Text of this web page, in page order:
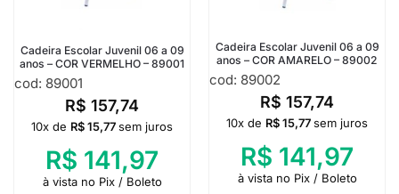
Cadeira Escolar Juvenil 06 a 09
anos – COR VERMELHO – 89001
cod: 89001
R$ 157,74
10x de R$15,77sem juros
R$ 141,97
à vista no Pix / Boleto
Cadeira Escolar Juvenil 06 a 09
anos – COR AMARELO – 89002
cod: 89002
R$ 157,74
10x de R$15,77sem juros
R$ 141,97
à vista no Pix / Boleto